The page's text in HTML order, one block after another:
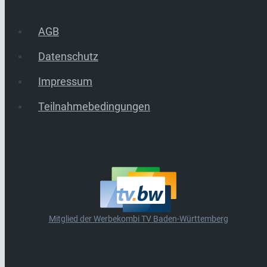
AGB
Datenschutz
Impressum
Teilnahmebedingungen
Mitglied der Werbekombi TV Baden-Württemberg